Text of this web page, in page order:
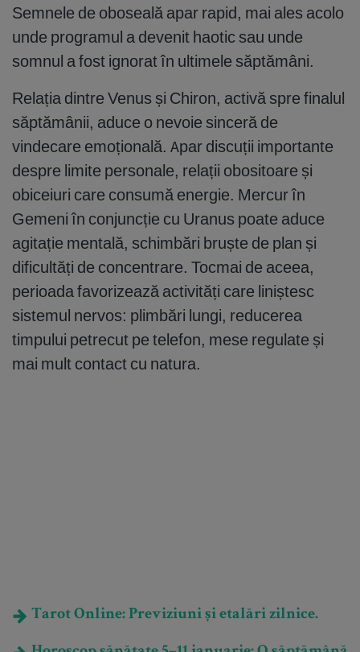
Semnele de oboseală apar rapid, mai ales acolo
unde programul a devenit haotic sau unde
somnul a fost ignorat în ultimele săptămâni.
Relația dintre Venus și Chiron, activă spre finalul
săptămânii, aduce o nevoie sinceră de
vindecare emoțională. Apar discuții importante
despre limite personale, relații obositoare și
obiceiuri care consumă energie. Mercur în
Gemeni în conjuncție cu Uranus poate aduce
agitație mentală, schimbări bruște de plan și
dificultăți de concentrare. Tocmai de aceea,
perioada favorizează activități care liniștesc
sistemul nervos: plimbări lungi, reducerea
timpului petrecut pe telefon, mese regulate și
mai mult contact cu natura.
Tarot Online: Previziuni și etalări zilnice.